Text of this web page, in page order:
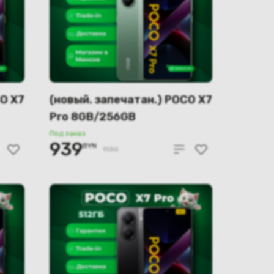
X7
(новый. запечатан.) POCO X7
Pro 8GB/256GB
международная версия
(зеленый)
Под заказ
939BYN 1130